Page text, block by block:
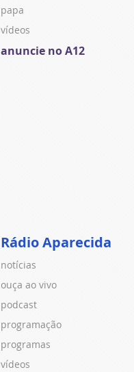
papa
vídeos
anuncie no A12
Rádio Aparecida
notícias
ouça ao vivo
podcast
programação
programas
vídeos